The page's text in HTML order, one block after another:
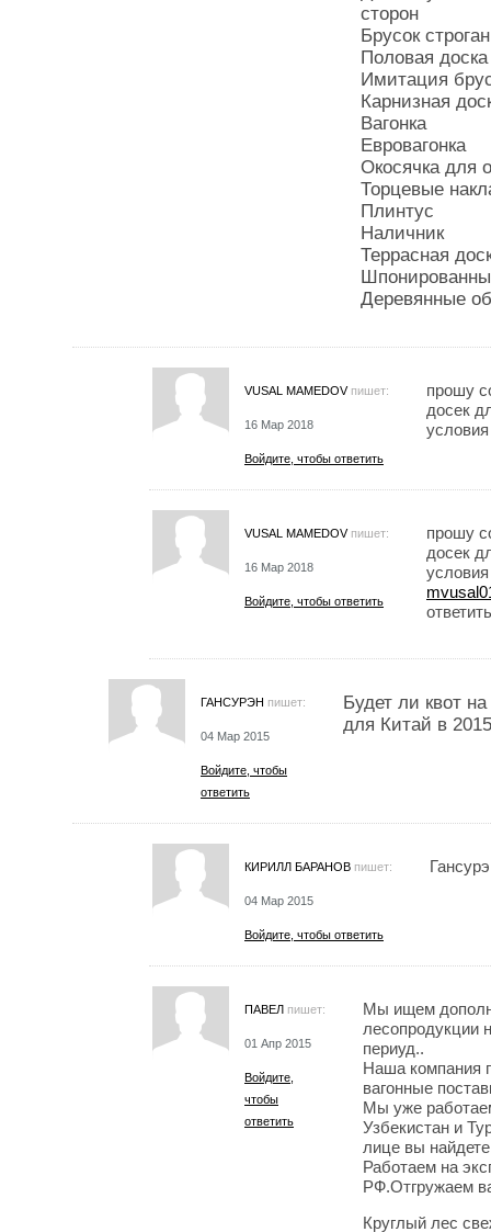
сторон
Брусок
Половая доска
Имитация
Карнизная
Вагонка
Евровагонка
Окосячка для
Торцевые
Плинтус
Наличник
Террасная
Деревянные
VUSAL MAMEDOVпишет:
16 Мар 2018
Войдите, чтобы ответить
прошу
досек
VUSAL MAMEDOVпишет:
16 Мар 2018
Войдите, чтобы ответить
прошу
досек
ГАНСУРЭН пишет:
04 Мар 2015
Войдите, чтобы
ответить
Будет ли квот
для Китай в
КИРИЛЛ БАРАНОВ пишет:
04 Мар 2015
Войдите, чтобы ответить
ПАВЕЛ пишет:
01 Апр 2015
Войдите,
чтобы
ответить
Мы ищем
лесопродукции
периуд..
Наша компания
вагонные
Мы уже
Узбекистан и
лице вы
Работаем на
РФ.Отгружаем
Круглый лес